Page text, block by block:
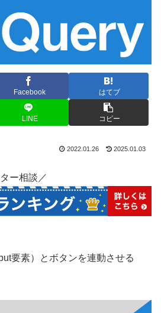
Facebook はてブ
LINE コピー
2022.01.26 2025.01.03
ー相談／
要素）とボタンを連動させる